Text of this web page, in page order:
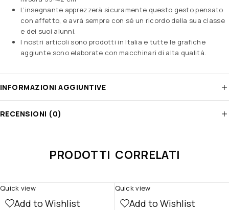
L’insegnante apprezzerà sicuramente questo gesto pensato
con affetto, e avrà sempre con sé un ricordo della sua classe
e dei suoi alunni.
I nostri articoli sono prodotti in Italia e tutte le grafiche
aggiunte sono elaborate con macchinari di alta qualità.
INFORMAZIONI AGGIUNTIVE
RECENSIONI (0)
PRODOTTI CORRELATI
Add to Wishlist
Quick view
Add to Wishlist
Quick view